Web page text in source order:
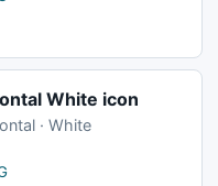
White icon
· White